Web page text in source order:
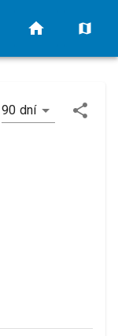
90 dní